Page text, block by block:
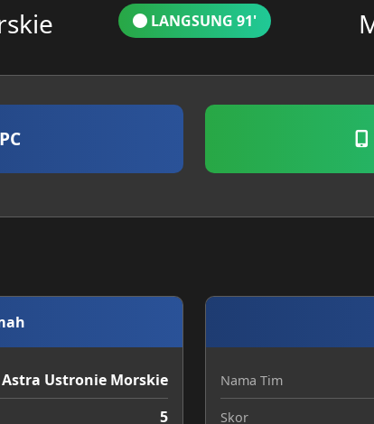
LANGSUNG 91'
Astra Ustronie Morskie
5
Nama Tim
Skor